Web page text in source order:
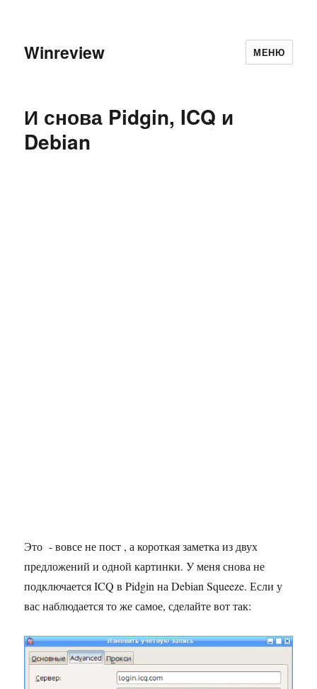
Winreview МЕНЮ
И снова Pidgin, ICQ и
Debian
Это - вовсе не пост , а короткая заметка из двух
предложений и одной картинки. У меня снова не
подключается ICQ в Pidgin на Debian Squeeze. Если у
вас наблюдается то же самое, сделайте вот так: